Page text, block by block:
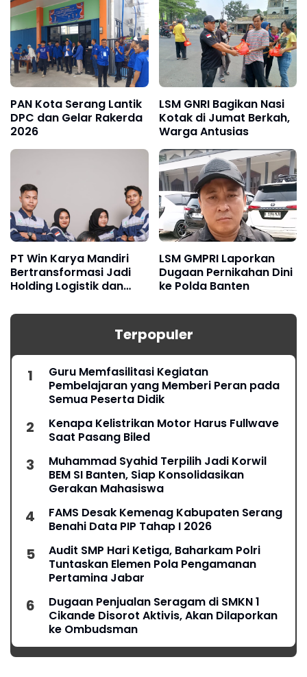
PAN Kota Serang Lantik
DPC dan Gelar Rakerda
2026
LSM GNRI Bagikan Nasi
Kotak di Jumat Berkah,
Warga Antusias
PT Win Karya Mandiri
Bertransformasi Jadi
Holding Logistik dan
LSM GMPRI Laporkan
Dugaan Pernikahan Dini
ke Polda Banten
Terpopuler
Guru Memfasilitasi Kegiatan
Pembelajaran yang Memberi Peran pada
Semua Peserta Didik
Kenapa Kelistrikan Motor Harus Fullwave
Saat Pasang Biled
Muhammad Syahid Terpilih Jadi Korwil
BEM SI Banten, Siap Konsolidasikan
Gerakan Mahasiswa
FAMS Desak Kemenag Kabupaten Serang
Benahi Data PIP Tahap I 2026
Audit SMP Hari Ketiga, Baharkam Polri
Tuntaskan Elemen Pola Pengamanan
Pertamina Jabar
Dugaan Penjualan Seragam di SMKN 1
Cikande Disorot Aktivis, Akan Dilaporkan
ke Ombudsman